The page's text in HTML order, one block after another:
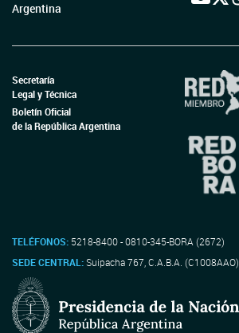
Argentina
Secretaría
Legal y Técnica
Boletín Oficial
de la República Argentina
TELÉFONOS: 5218-8400 - 0810-345-BORA (2672)
SEDE CENTRAL:Suipacha 767, C.A.B.A. (C1008AAO)